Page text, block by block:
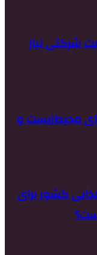
شرکتی نیاز
محیط‌زیست و
کشور برای